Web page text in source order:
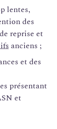
lentes,
des
reprise et
anciens ;
et des
présentant
et